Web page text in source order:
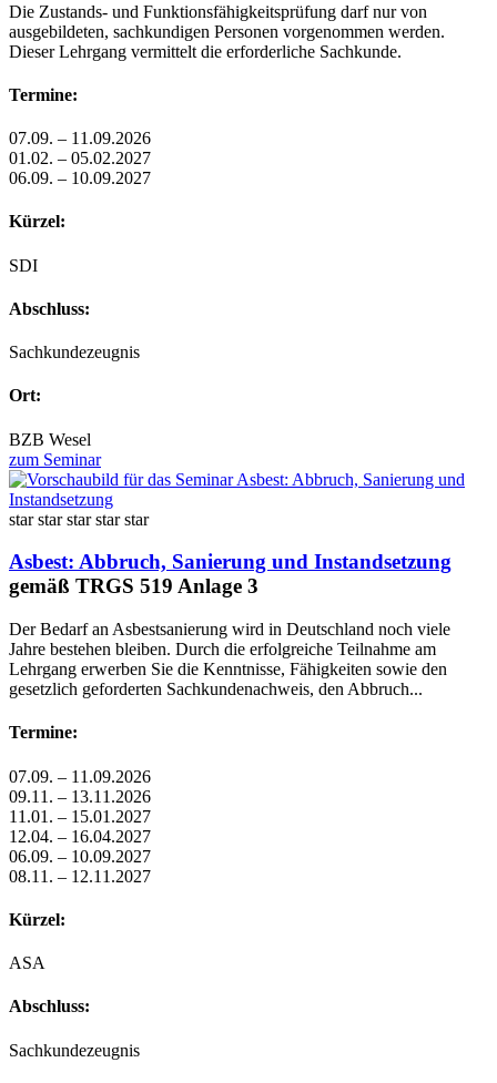
Die Zustands- und Funktionsfähigkeitsprüfung darf nur von
ausgebildeten, sachkundigen Personen vorgenommen werden.
Dieser Lehrgang vermittelt die erforderliche Sachkunde.
Termine:
07.09. – 11.09.2026
01.02. – 05.02.2027
06.09. – 10.09.2027
Kürzel:
SDI
Abschluss:
Sachkundezeugnis
Ort:
BZB Wesel
zum Seminar
star star star star star
Asbest: Abbruch, Sanierung und Instandsetzung
gemäß TRGS 519 Anlage 3
Der Bedarf an Asbestsanierung wird in Deutschland noch viele
Jahre bestehen bleiben. Durch die erfolgreiche Teilnahme am
Lehrgang erwerben Sie die Kenntnisse, Fähigkeiten sowie den
gesetzlich geforderten Sachkundenachweis, den Abbruch...
Termine:
07.09. – 11.09.2026
09.11. – 13.11.2026
11.01. – 15.01.2027
12.04. – 16.04.2027
06.09. – 10.09.2027
08.11. – 12.11.2027
Kürzel:
ASA
Abschluss:
Sachkundezeugnis